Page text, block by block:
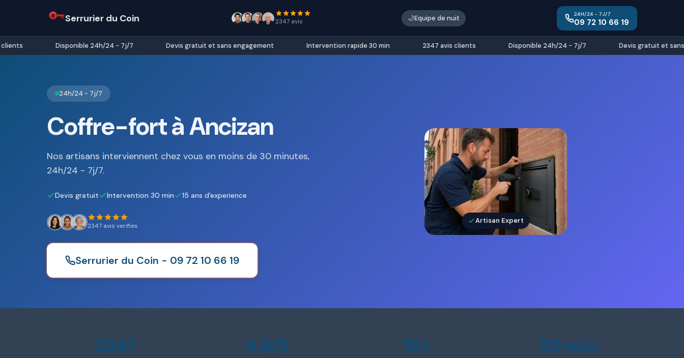
Serrurier du Coin 2347 avis 🌙Equipe de nuit 24H/24 - 7J/7
09 72 10 66 19
Disponible 24h/24 - 7j/7 Devis gratuit et sans engagement Intervention rapide 30 min 2347 avis clients Disponible 24h/24 - 7j/7 Devis gratuit et sans
24h/24 - 7j/7
Coffre-fort à Ancizan
Nos artisans interviennent chez vous en moins de 30 minutes,
24h/24 - 7j/7.
Devis gratuit Intervention 30 min 15 ans d'experience
2347 avis verifies
Serrurier du Coin - 09 72 10 66 19
Artisan Expert
2347 4.8/5 15+ 30 min